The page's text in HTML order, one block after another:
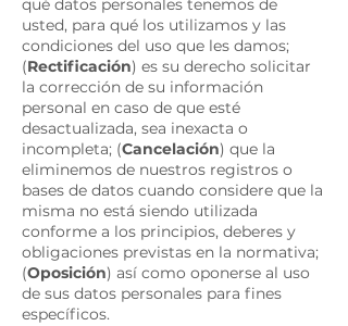
qué datos personales tenemos de
usted, para qué los utilizamos y las
condiciones del uso que les damos;
(Rectificación) es su derecho solicitar
la corrección de su información
personal en caso de que esté
desactualizada, sea inexacta o
incompleta; (Cancelación) que la
eliminemos de nuestros registros o
bases de datos cuando considere que la
misma no está siendo utilizada
conforme a los principios, deberes y
obligaciones previstas en la normativa;
(Oposición) así como oponerse al uso
de sus datos personales para fines
específicos.